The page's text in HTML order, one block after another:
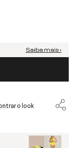
Saiba mais ›
o look